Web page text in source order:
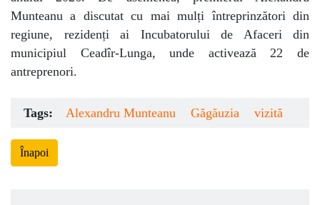
Munteanu a discutat cu mai mulți întreprinzători din
regiune, rezidenți ai Incubatorului de Afaceri din
municipiul Ceadîr-Lunga, unde activează 22 de
antreprenori.
Tags: Alexandru Munteanu Găgăuzia vizită
Înapoi